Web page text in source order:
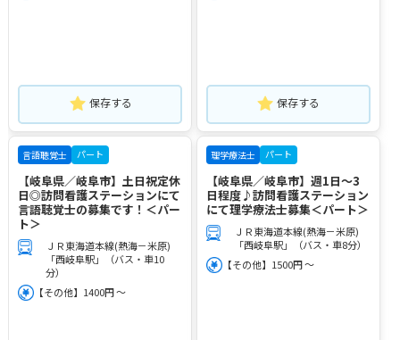
保存する 保存する
言語聴覚士 パート
【岐阜県／岐阜市】土日祝定休
日◎訪問看護ステーションにて
言語聴覚士の募集です！＜パー
ト＞
ＪＲ東海道本線(熱海－米原)
「西岐阜駅」（バス・車10
分）
【その他】1400円 ～
理学療法士 パート
【岐阜県／岐阜市】週1日～3
日程度♪訪問看護ステーション
にて理学療法士募集＜パート＞
ＪＲ東海道本線(熱海－米原)
「西岐阜駅」（バス・車8分）
【その他】1500円 ～